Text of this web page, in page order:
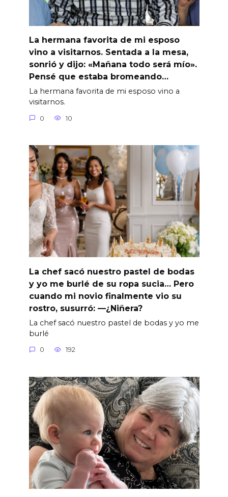
La hermana favorita de mi esposo
vino a visitarnos. Sentada a la mesa,
sonrió y dijo: «Mañana todo será mío».
Pensé que estaba bromeando…
La hermana favorita de mi esposo vino a
visitarnos.
0 10
La chef sacó nuestro pastel de bodas
y yo me burlé de su ropa sucia… Pero
cuando mi novio finalmente vio su
rostro, susurró: —¿Niñera?
La chef sacó nuestro pastel de bodas y yo me
burlé
0 192